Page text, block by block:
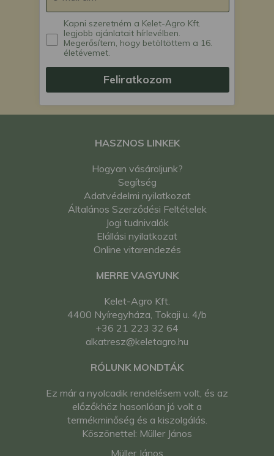
Kapni szeretném a Kelet-Agro Kft.
legjobb ajánlatait hírlevélben.
Megerősítem, hogy betöltöttem a 16.
életévemet.
Feliratkozom
HASZNOS LINKEK
Hogyan vásároljunk?
Segítség
Adatvédelmi nyilatkozat
Általános Szerződési Feltételek
Jogi tudnivalók
Elállási nyilatkozat
Online vitarendezés
MERRE VAGYUNK
Kelet-Agro Kft.
4400 Nyíregyháza, Tokaji u. 4/b
+36 21 223 32 64
alkatresz@keletagro.hu
RÓLUNK MONDTÁK
Ez már a nyolcadik rendelésem volt, és az
előzőkhöz hasonlóan jó volt a
termékminőség és a kiszolgálás.
Köszönettel: Müller János
Müller János